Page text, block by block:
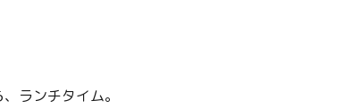
ランチタイム。